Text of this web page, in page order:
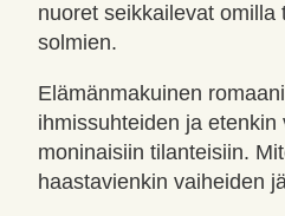
nuoret seikkailevat omilla
solmien.
Elämänmakuinen
ihmissuhteiden ja etenkin
moninaisiin tilanteisiin.
haastavienkin vaiheiden